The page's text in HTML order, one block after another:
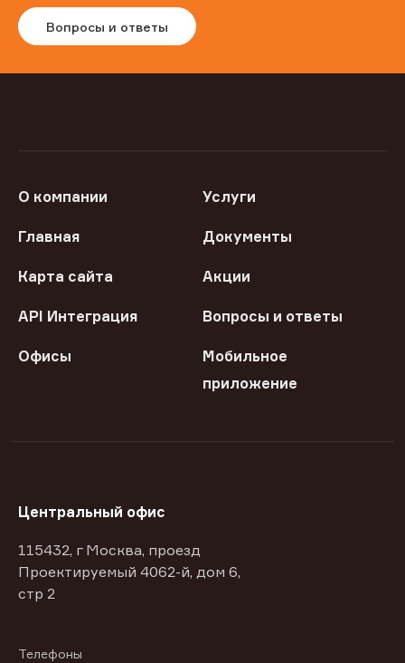
Вопросы и ответы
О компании Услуги
Главная Документы
Карта сайта Акции
API Интеграция Вопросы и ответы
Офисы
Мобильное
приложение
Центральный офис
115432, г Москва, проезд
Проектируемый 4062-й, дом 6,
стр 2
Телефоны